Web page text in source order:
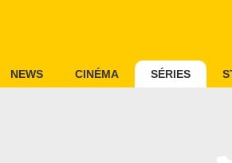
NEWS CINÉMA SÉRIES